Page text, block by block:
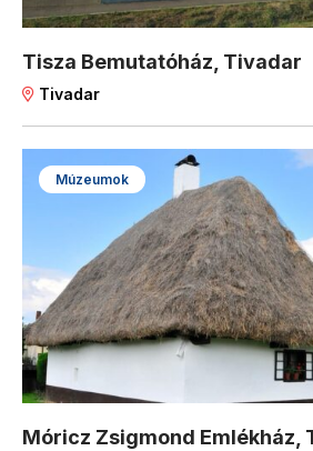
Tisza Bemutatóház, Tivadar
Tivadar
Múzeumok
Móricz Zsigmond Emlékház,